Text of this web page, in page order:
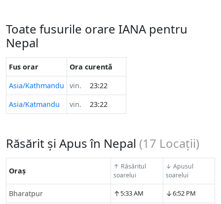
Toate fusurile orare IANA pentru
Nepal
Fus orar
Ora curentă
Asia/Kathmandu
vin.
23:22
Asia/Katmandu
vin. 23:22
Răsărit și Apus în Nepal (17 Locații)
Oraș
↑ Răsăritul
soarelui
↓ Apusul
soarelui
Bharatpur ↑5:33 AM ↓6:52 PM